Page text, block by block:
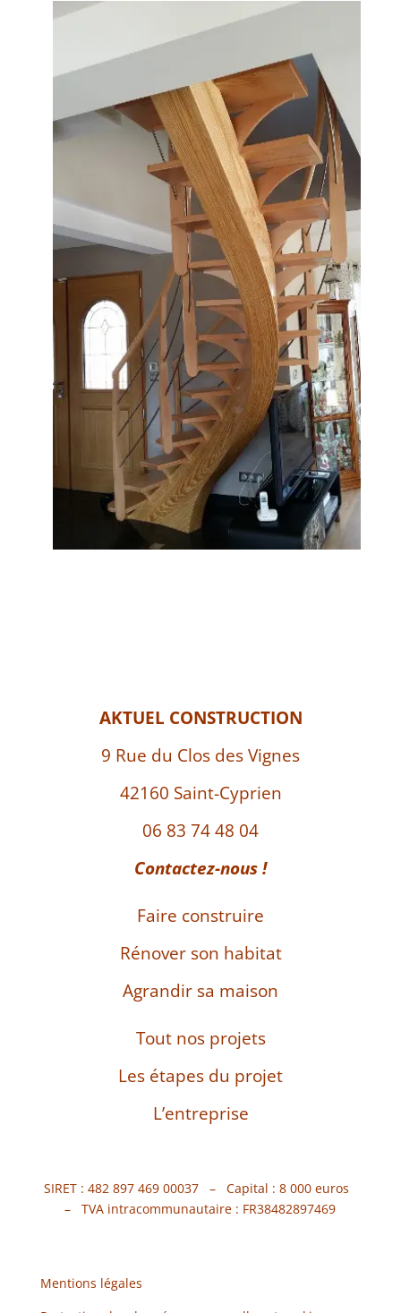
AKTUEL CONSTRUCTION
9 Rue du Clos des Vignes
42160 Saint-Cyprien
06 83 74 48 04
Contactez-nous !
Faire construire
Rénover son habitat
Agrandir sa maison
Tout nos projets
Les étapes du projet
L’entreprise
SIRET : 482 897 469 00037 – Capital : 8 000 euros
– TVA intracommunautaire : FR38482897469
Mentions légales